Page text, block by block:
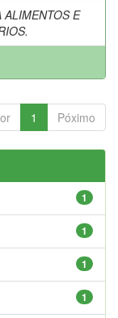
ALIMENTOS E
1 Póximo
1
1
1
1